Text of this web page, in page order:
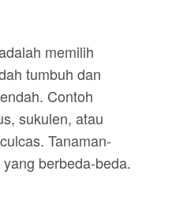
memilih
tumbuh dan
Contoh
sukulen, atau
Tanaman-
berbeda-beda.